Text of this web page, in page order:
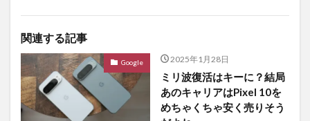
関連する記事
Google 2025年1月28日
ミリ波復活はキーに？結局
あのキャリアはPixel 10を
めちゃくちゃ安く売りそう